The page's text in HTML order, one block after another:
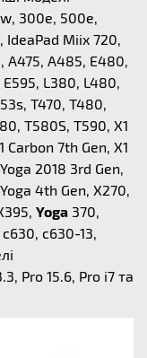
300e, 500e,
IdeaPad Miix 720,
A475, A485, E480,
L380, L480,
T470, T480,
T580S, T590, X1
Carbon 7th Gen, X1
2018 3rd Gen,
4th Gen, X270,
Yoga 370,
c630-13,
Pro 15.6, Pro i7 та